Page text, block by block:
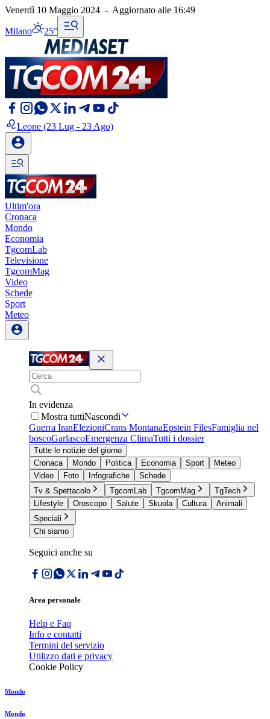
Venerdì 10 Maggio 2024 - Aggiornato alle 16:49
Milano 25°
Leone (23 Lug - 23 Ago)
Ultim'ora
Cronaca
Mondo
Economia
TgcomLab
Televisione
TgcomMag
Video
Schede
Sport
Meteo
In evidenza
Mostra tuttiNascondi
Guerra IranElezioniCrans MontanaEpstein FilesFamiglia nel
boscoGarlascoEmergenza ClimaTutti i dossier
Tutte le notizie del giorno
Cronaca
Mondo Politica Economia Sport
Meteo
Video
Foto Infografiche
Schede
Tv & Spettacolo
TgcomLab TgcomMag
TgTech
Lifestyle
Oroscopo Salute Skuola Cultura
Animali
Speciali
Chi siamo
Seguici anche su
Area personale
Help e Faq
Info e contatti
Termini del servizio
Utilizzo dati e privacy
Cookie Policy
Mondo
Mondo